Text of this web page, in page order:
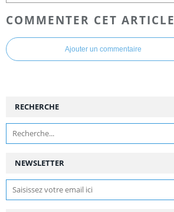
COMMENTER CET ARTICLE
Ajouter un commentaire
NEWSLETTER
RECHERCHE